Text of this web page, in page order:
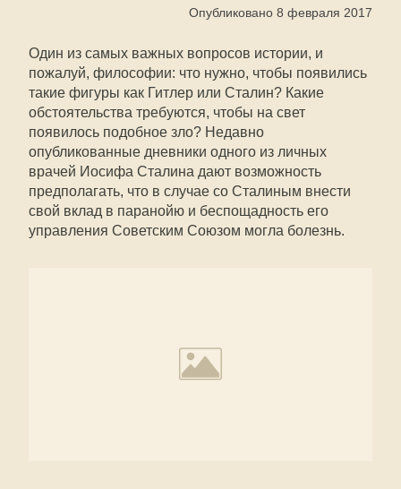
Опубликовано 8 февраля 2017
Один из самых важных вопросов истории, и
пожалуй, философии: что нужно, чтобы появились
такие фигуры как Гитлер или Сталин? Какие
обстоятельства требуются, чтобы на свет
появилось подобное зло? Недавно
опубликованные дневники одного из личных
врачей Иосифа Сталина дают возможность
предполагать, что в случае со Сталиным внести
свой вклад в паранойю и беспощадность его
управления Советским Союзом могла болезнь.